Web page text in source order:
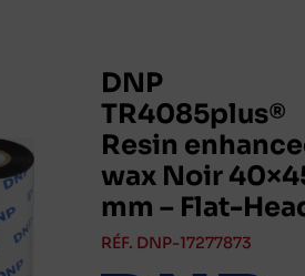
DNP
TR4085plus®
Resin
wax Noir
mm – Flat-
RÉF. DNP-17277873